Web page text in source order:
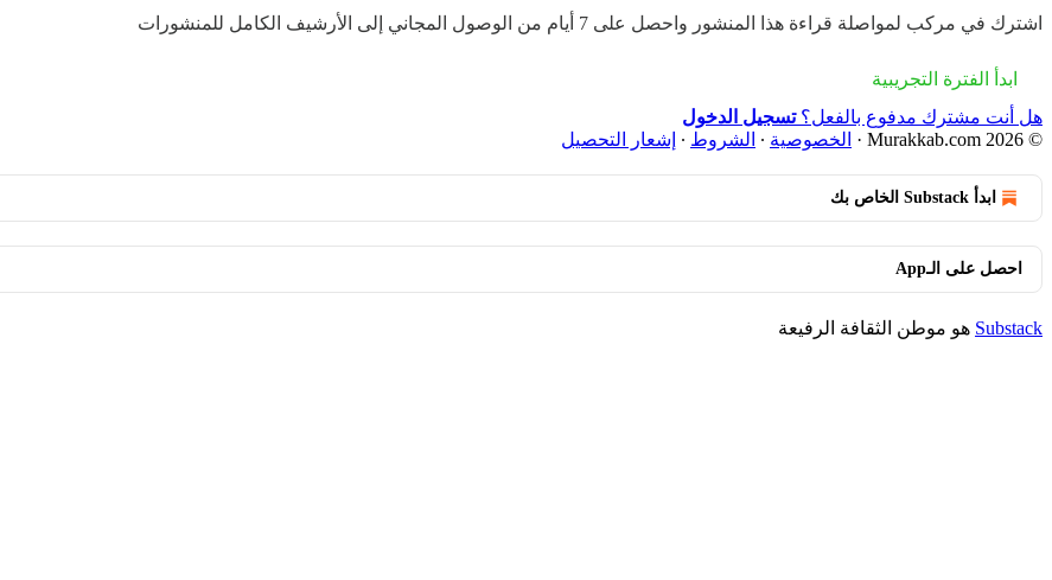
اشترك في مركب لمواصلة قراءة هذا المنشور واحصل على 7 أيام من الوصول المجاني إلى الأرشيف الكامل للمنشورات
ابدأ الفترة التجريبية
هل أنت مشترك مدفوع بالفعل؟تسجيل الدخول
© 2026 Murakkab.com
· الخصوصية ∙ الشروط ∙ إشعار التحصيل
ابدأ Substack الخاص بك
احصل على الـApp
Substack هو موطن الثقافة الرفيعة